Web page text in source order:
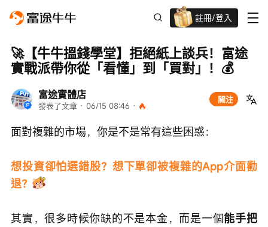
註冊/登入
迎新驚喜賞 股票/BTC等任你揀!
富途實體店
發表了文章 · 06/15 08:46 ·
關注
🚀【牛牛搵錢學堂】拒絕紙上談兵！富途
實戰派帶你從「看懂」到「買對」！💰
面對複雜的市場，你是不是常有這些困惑：
想投資卻怕選錯股？想下單卻被複雜的App介面勸
退？
其實，很多時候你缺的不是本金，而是一個能手把